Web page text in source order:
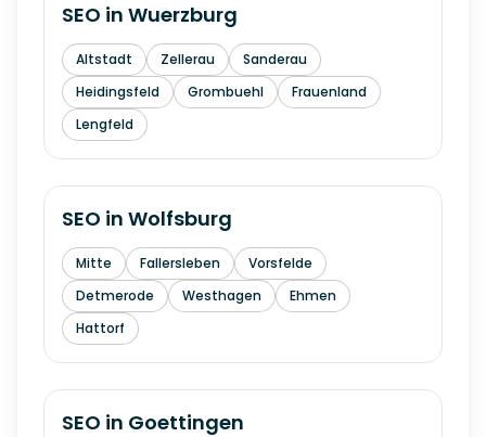
SEO in Wuerzburg
Altstadt Zellerau
Sanderau
Heidingsfeld
Grombuehl
Frauenland
Lengfeld
SEO in Wolfsburg
Mitte Fallersleben
Vorsfelde
Detmerode
Westhagen
Ehmen
Hattorf
SEO in Goettingen